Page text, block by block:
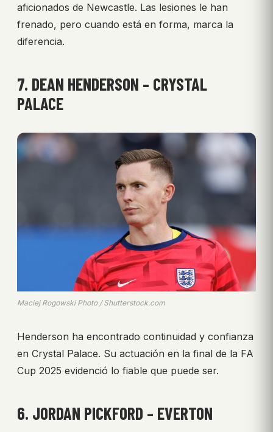
aficionados de Newcastle. Las lesiones le han
frenado, pero cuando está en forma, marca la
diferencia.
7. DEAN HENDERSON – CRYSTAL
PALACE
Maciej Rogowski Photo / Shutterstock.com
Henderson ha encontrado continuidad y confianza
en Crystal Palace. Su actuación en la final de la FA
Cup 2025 evidenció lo fiable que puede ser.
6. JORDAN PICKFORD – EVERTON